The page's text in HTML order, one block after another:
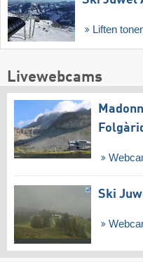
Liften
Livewebcams
Ski